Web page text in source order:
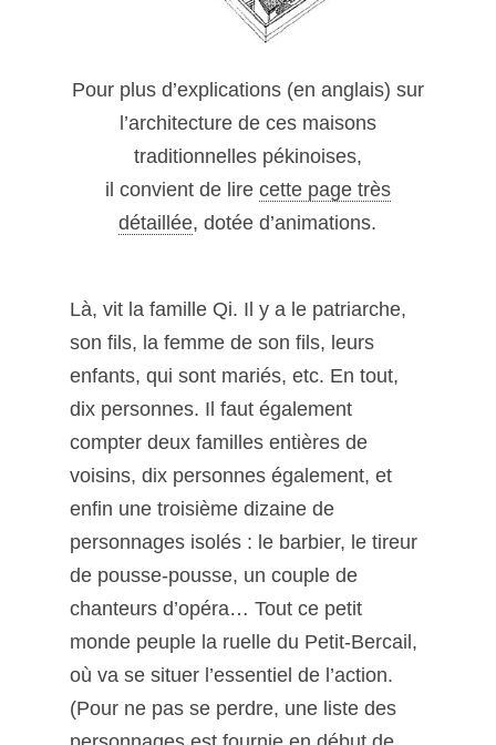
Pour plus d’explications (en anglais) sur
l’architecture de ces maisons
traditionnelles pékinoises,
il convient de lire cette page très
détaillée, dotée d’animations.
Là, vit la famille Qi. Il y a le patriarche,
son fils, la femme de son fils, leurs
enfants, qui sont mariés, etc. En tout,
dix personnes. Il faut également
compter deux familles entières de
voisins, dix personnes également, et
enfin une troisième dizaine de
personnages isolés : le barbier, le tireur
de pousse-pousse, un couple de
chanteurs d’opéra… Tout ce petit
monde peuple la ruelle du Petit-Bercail,
où va se situer l’essentiel de l’action.
(Pour ne pas se perdre, une liste des